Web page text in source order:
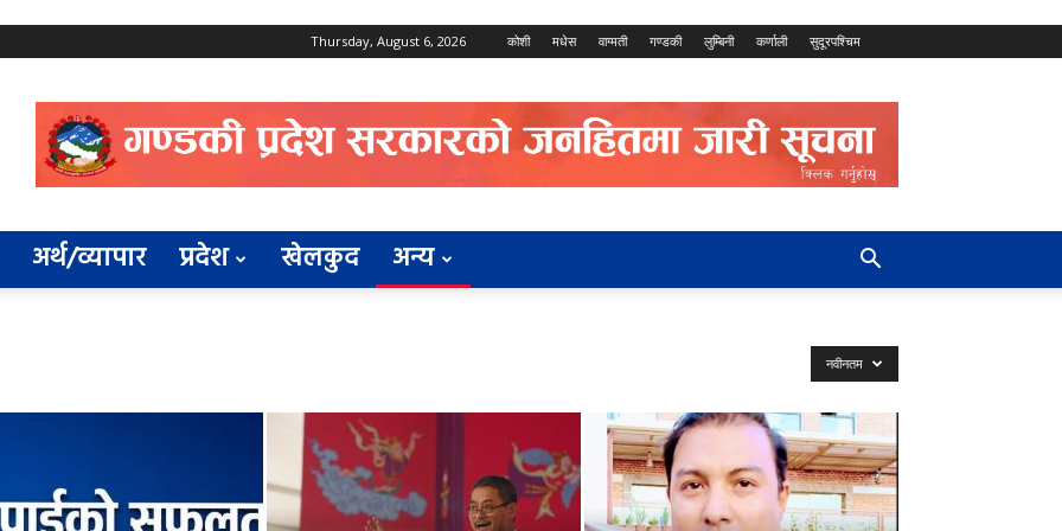
Thursday, August 6, 2026 कोशी मधेस वाग्मती गण्डकी लुम्बिनी कर्णाली सुदूरपश्चिम
अर्थ/व्यापार प्रदेश खेलकुद अन्य
नवीनतम